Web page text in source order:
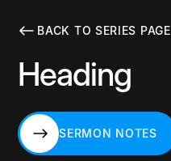
BACK TO SERIES PAGE
Heading
SERMON NOTES